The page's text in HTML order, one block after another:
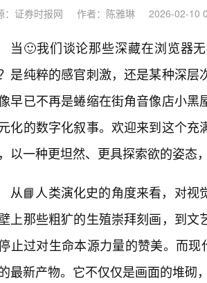
：证券时报网 作者：陈雅琳 2026-02-10
当🙂我们谈论那些深藏在浏览器
是纯粹的感官刺激，还是某种深
早已不再是蜷缩在街角音像店小
化的数字化叙事。欢迎来到这个
以一种更坦然、更具探索欲的姿态
从📘人类演化史的角度来看，对
上那些粗犷的生殖崇拜刻画，到
止过对生命本源力量的赞美。而
最新产物。它不仅仅是画面的堆砌